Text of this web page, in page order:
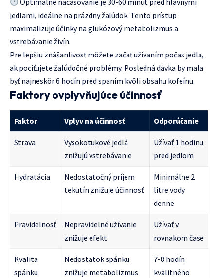
Optimálne načasovanie je 30-60 minút pred hlavnými
jedlami, ideálne na prázdny žalúdok. Tento prístup
maximalizuje účinky na glukózový metabolizmus a
vstrebávanie živín.
Pre lepšiu znášanlivosť môžete začať užívaním počas jedla,
ak pociťujete žalúdočné problémy. Posledná dávka by mala
byť najneskôr 6 hodín pred spaním kvôli obsahu kofeínu.
Faktory ovplyvňujúce účinnosť
Faktor Vplyv na účinnosť Odporúčanie
Strava
Vysokotukové jedlá
znižujú vstrebávanie
Užívať 1 hodinu
pred jedlom
Hydratácia
Nedostatočný príjem
tekutín znižuje účinnosť
Minimálne 2
litre vody
denne
Pravidelnosť
Nepravidelné užívanie
znižuje efekt
Užívať v
rovnakom čase
Kvalita
spánku
Nedostatok spánku
znižuje metabolizmus
7-8 hodín
kvalitného